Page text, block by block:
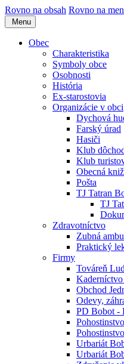
Rovno na obsah Rovno na
Menu
Obec
Charakteristika
Symboly obce
Osobnosti
História
Ex-starostovia
Organizácie v obci
Dychová
Farský úrad
Hasiči
Klub
Klub
Obecná
Pošta
TJ Tatran
TJ
Zdravotníctvo
Zubná
Praktický
Firmy
Továreň
Obchod
Odevy,
PD Bobot -
Urbariát
Urbariát